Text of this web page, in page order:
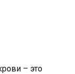
– это